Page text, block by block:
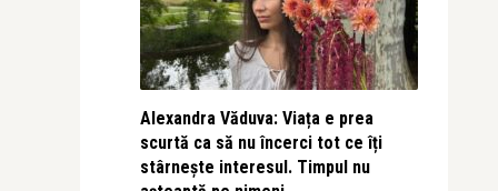
Alexandra Văduva: Viața e prea
scurtă ca să nu încerci tot ce îți
stârnește interesul. Timpul nu